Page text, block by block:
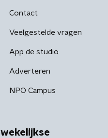
Contact
Veelgestelde vragen
App de studio
Adverteren
NPO Campus